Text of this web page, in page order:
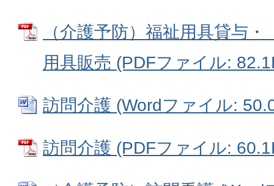
（介護予防）福祉用具貸与
用具販売 (PDFファイル:
訪問介護 (Wordファイル:
訪問介護 (PDFファイル: